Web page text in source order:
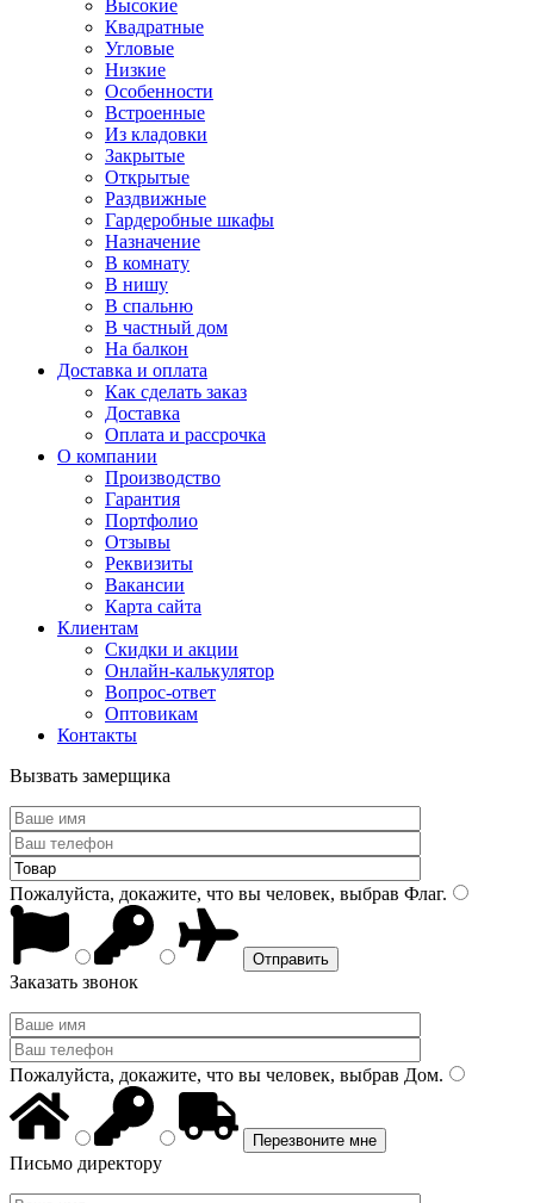
Высокие
Квадратные
Угловые
Низкие
Особенности
Встроенные
Из кладовки
Закрытые
Открытые
Раздвижные
Гардеробные шкафы
Назначение
В комнату
В нишу
В спальню
В частный дом
На балкон
Доставка и оплата
Как сделать заказ
Доставка
Оплата и рассрочка
О компании
Производство
Гарантия
Портфолио
Отзывы
Реквизиты
Вакансии
Карта сайта
Клиентам
Скидки и акции
Онлайн-калькулятор
Вопрос-ответ
Оптовикам
Контакты
Вызвать замерщика
Пожалуйста, докажите, что вы человек, выбрав Флаг.
Заказать звонок
Пожалуйста, докажите, что вы человек, выбрав Дом.
Письмо директору